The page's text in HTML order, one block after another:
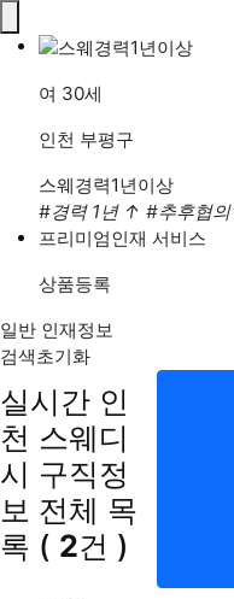
여 30세
인천 부평구
스웨경력1년이상
#경력 1년 ↑ #추후협의
프리미엄인재 서비스
상품등록
일반 인재정보
검색초기화
실시간 인
천 스웨디
시 구직정
보 전체 목
록 ( 2건 )